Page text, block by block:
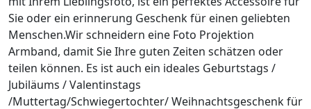
Sie oder ein erinnerung Geschenk für einen geliebten
Menschen.Wir schneidern eine Foto Projektion
Armband, damit Sie Ihre guten Zeiten schätzen oder
teilen können. Es ist auch ein ideales Geburtstags /
Jubiläums / Valentinstags
/Muttertag/Schwiegertochter/ Weihnachtsgeschenk für